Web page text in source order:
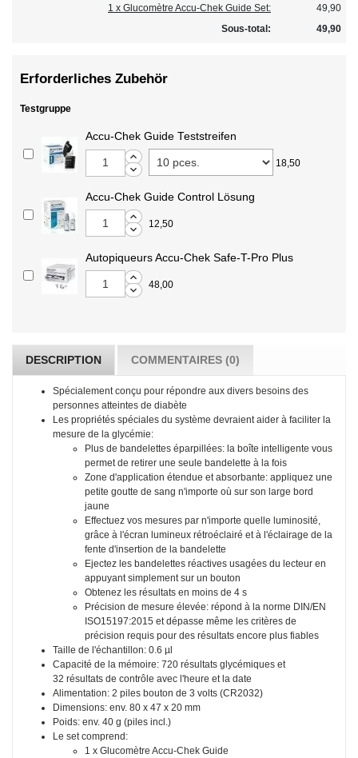
1 x Glucomètre Accu-Chek Guide Set:
49,90
Sous-total:
49,90
Erforderliches Zubehör
Testgruppe
Accu-Chek Guide Teststreifen
18,50
Accu-Chek Guide Control Lösung
12,50
Autopiqueurs Accu-Chek Safe-T-Pro Plus
48,00
DESCRIPTION COMMENTAIRES (0)
Spécialement conçu pour répondre aux divers besoins des
personnes atteintes de diabète
Les propriétés spéciales du système devraient aider à faciliter la
mesure de la glycémie:
Plus de bandelettes éparpillées: la boîte intelligente vous
permet de retirer une seule bandelette à la fois
Zone d'application étendue et absorbante: appliquez une
petite goutte de sang n'importe où sur son large bord
jaune
Effectuez vos mesures par n'importe quelle luminosité,
grâce à l'écran lumineux rétroéclairé et à l'éclairage de la
fente d'insertion de la bandelette
Ejectez les bandelettes réactives usagées du lecteur en
appuyant simplement sur un bouton
Obtenez les résultats en moins de 4 s
Précision de mesure élevée: répond à la norme DIN/EN
ISO15197:2015 et dépasse même les critères de
précision requis pour des résultats encore plus fiables
Taille de l'échantillon: 0.6 µl
Capacité de la mémoire: 720 résultats glycémiques et
32 résultats de contrôle avec l'heure et la date
Alimentation: 2 piles bouton de 3 volts (CR2032)
Dimensions: env. 80 x 47 x 20 mm
Poids: env. 40 g (piles incl.)
Le set comprend:
1 x Glucomètre Accu-Chek Guide